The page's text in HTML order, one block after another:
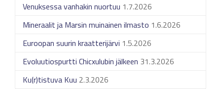
Venuksessa vanhakin nuortuu 1.7.2026
Mineraalit ja Marsin muinainen ilmasto 1.6.2026
Euroopan suurin kraatterijärvi 1.5.2026
Evoluutiospurtti Chicxulubin jälkeen 31.3.2026
Ku(r)tistuva Kuu 2.3.2026